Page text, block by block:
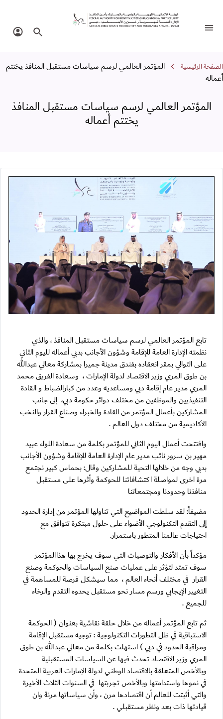
المؤتمر العالمي لرسم سياسات مستقبل
تبديل التنقل البحث في
مسار التنقل
الصفحة الرئيسية
المؤتمر العالمي لرسم سياسات مستقبل المنافذ يختتم
أعماله
المؤتمر العالمي لرسم سياسات مستقبل المنافذ
يختتم أعماله
تابع المؤتمر العالمي لرسم سياسات مستقبل المنافذ ، والذي
نظمته الإدارة العامة للإقامة وشؤون الأجانب بدبي أعماله لليوم الثاني
على التوالي بمقر انعقاده بفندق مدينة جميرا بمشاركة معالي عبدالله
بن طوق المري وزير الاقتصاد لدولة الإمارات ، وسعادة الفريق محمد
المري مدير عام إقامة دبي ومساعديه وعدد من كبارالضباط و القادة
التنفيذيين والموظفين من مختلف دوائر حكومة دبي، إلى جانب
المشاركين بأعمال المؤتمر من القادة والخبراء وصناع القرار والنخب
الأكاديمية من مختلف دول العالم .
وافتتحت أعمال اليوم الثاني للمؤتمر بكلمة من سعادة اللواء عبيد
مهير بن سرور نائب مدير عام الإدارة العامة للإقامة وشؤون الأجانب
بدبي وجه من خلالها التحية للمشاركين وقال: بحماس كبير نجتمع
مرة اخرى لمواصلة اكتشافاتنا للحوكمة وأثرها على مستقبل
منافذنا وحدودنا ومجتمعاتنا
مضيفاً: لقد سلطت المواضيع التي تناولها المؤتمر من إدارة الحدود
إلى التقدم التكنولوجي الأضواء على حلول مبتكرة تتوافق مع
احتياجات عالمنا المتطور باستمرار.
مؤكداً بأن الأفكار والتوصيات التي سوف يخرج بها هذاالمؤتمر
سوف تمتد لتؤثر على عمليات صنع السياسات والحوكمة وصنع
القرار في مختلف أنحاء العالم ، مما سيشكل فرصة للمساهمة في
التغيير الإيجابي ورسم مسار نحو مستقبل يحدوه التقدم والرخاء
للجميع .
ثم تابع المؤتمر أعماله من خلال حلقة نقاشية بعنوان ( الحوكمة
الاستباقية في ظل التطورات التكنولوجية : توجيه مستقبل الإقامة
ومراقبة الحدود في دبي ) استهلت بكلمة من معالي عبدالله بن طوق
المري وزير الاقتصاد تحدث فيها عن السياسات المستقبلية
وبالأخص المتعلقة بالاقتصاد الوطني لدولة الإمارات العربية المتحدة
في نموها واستدامتها وبالأخص تجربتها في السنوات الثلاث الأخيرة
والتي أثبتت للعالم أن اقتصادها مرن ، وأن سياساتها مرنة وان
قيادتها ذات بعد ونظر مستقبلي .